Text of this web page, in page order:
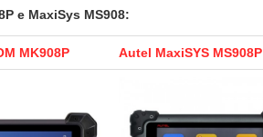
e MaxiSys MS908:
MK908P Autel MaxiSYS MS908P